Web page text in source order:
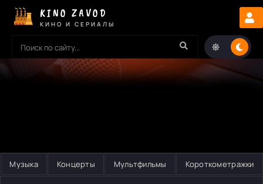
KINO ZAVOD
КИНО И СЕРИАЛЫ
Музыка Концерты Мультфильмы Короткометражки